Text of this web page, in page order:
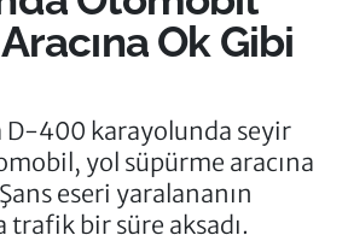
Ok Gibi
400 karayolunda seyir
yol süpürme aracına
eseri yaralananın
trafik bir süre aksadı.